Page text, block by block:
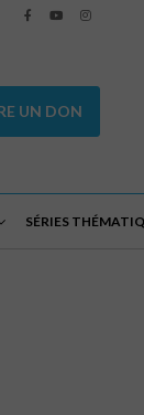
UN DON
SÉRIES